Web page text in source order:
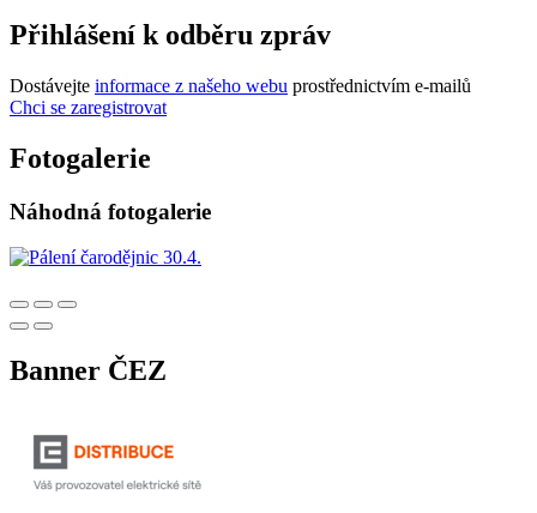
Přihlášení k odběru zpráv
Dostávejte informace z našeho webu prostřednictvím e-mailů
Chci se zaregistrovat
Fotogalerie
Náhodná fotogalerie
Banner ČEZ